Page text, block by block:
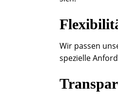
Wir passen
spezielle